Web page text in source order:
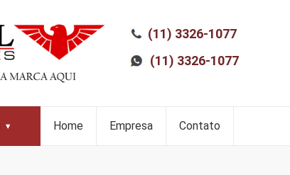
(11) 3326-1077
(11) 3326-1077
Home Empresa Contato